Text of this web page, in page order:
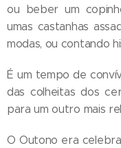
ou beber um
umas castanhas
modas, ou contando
É um tempo de
das colheitas dos
para um outro mais
O Outono era